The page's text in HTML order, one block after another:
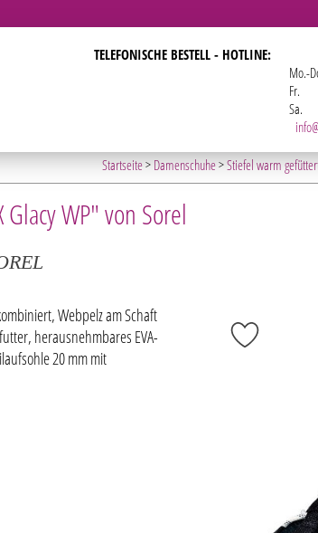
TELEFONISCHE BESTELL - HOTLINE:
Mo.-
Fr.
Sa.
Startseite> Damenschuhe>Stiefel warm
WP" von Sorel
Webpelz am Schaft
herausnehmbares EVA-
20 mm mit